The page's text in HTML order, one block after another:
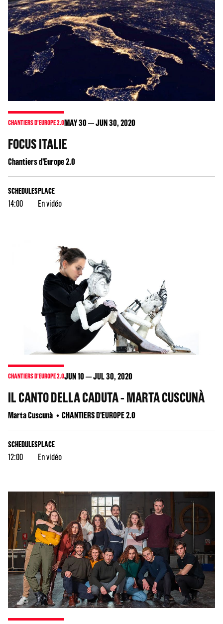
CHANTIERS D'EUROPE 2.0MAY30 JUN30, 2020
FOCUS ITALIE
Chantiers d'Europe 2.0
SCHEDULES
14:00
PLACE
En vidéo
CHANTIERS D'EUROPE 2.0JUN10 JUL30, 2020
IL CANTO DELLA CADUTA - MARTA CUSCUNÀ
Marta Cuscunà CHANTIERS D'EUROPE 2.0
SCHEDULES
12:00
PLACE
En vidéo